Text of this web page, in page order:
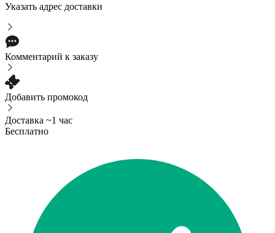
Указать адрес доставки
Комментарий к заказу
Добавить промокод
Доставка ~1 час
Бесплатно